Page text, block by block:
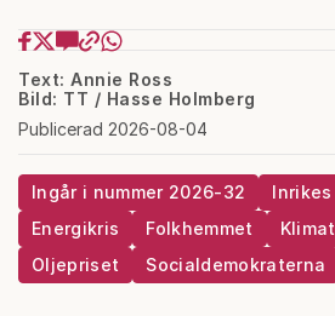
Text: Annie Ross
Bild: TT / Hasse Holmberg
Publicerad 2026-08-04
Ingår i nummer 2026-32 Inrikes
Energikris
Folkhemmet Klimat
Oljepriset
Socialdemokraterna